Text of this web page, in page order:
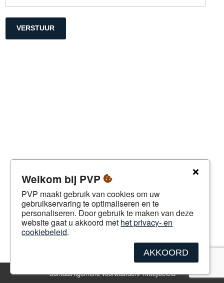
VERSTUUR
ContactAlgemene voorwaardenPrivacybeleid
Welkom bij PVP
PVP maakt gebruik van cookies om uw
gebruikservaring te optimaliseren en te
personaliseren. Door gebruik te maken van deze
website gaat u akkoord met het privacy- en
cookiebeleid.
AKKOORD